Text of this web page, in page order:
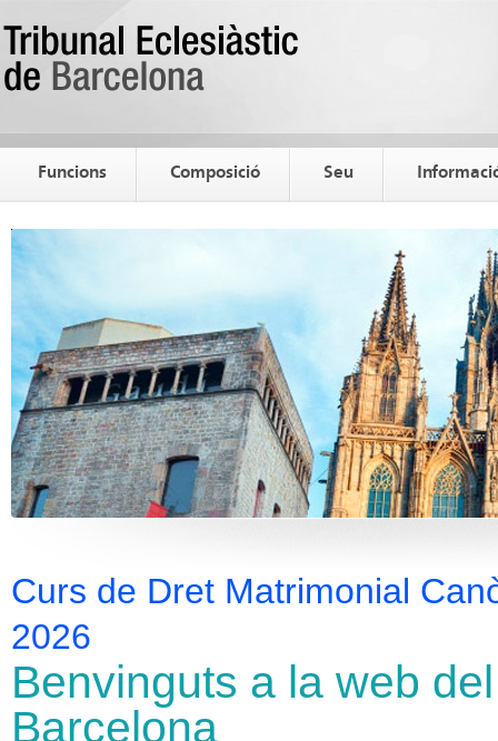
Funcions Composició Seu
Curs de Dret Matrimonial
2026
Benvinguts a la web
Barcelona